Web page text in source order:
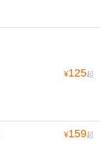
¥125起
¥159起